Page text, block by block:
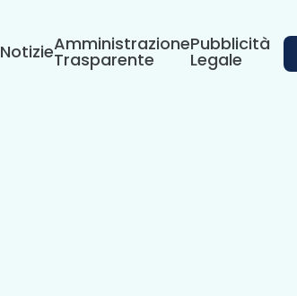
NotizieAmministrazione
Trasparente
Pubblicità
Legale